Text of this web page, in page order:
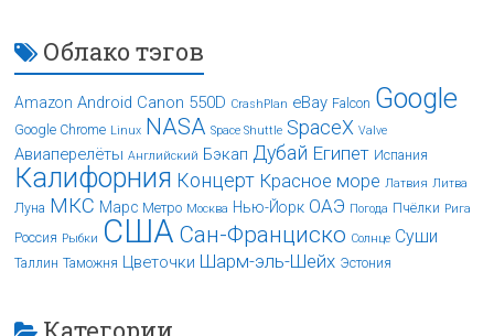
Облако тэгов
Amazon Android Canon 550D CrashPlan eBay Falcon Google
Google Chrome Linux NASA Space Shuttle SpaceX Valve
Авиаперелёты Английский Бэкап Дубай Египет Испания
Калифорния Концерт Красное море Латвия Литва
Луна МКС Марс Метро Москва Нью-Йорк ОАЭ Погода Пчёлки Рига
Россия Рыбки США Сан-Франциско Солнце Суши
Таллин Таможня Цветочки Шарм-эль-Шейх Эстония